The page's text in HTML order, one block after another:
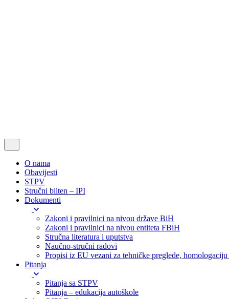
O nama
Obavijesti
STPV
Stručni bilten – IPI
Dokumenti
Zakoni i pravilnici na nivou države BiH
Zakoni i pravilnici na nivou entiteta FBiH
Stručna literatura i uputstva
Naučno-stručni radovi
Propisi iz EU vezani za tehničke preglede,
Pitanja
Pitanja sa STPV
Pitanja – edukacija autoškole